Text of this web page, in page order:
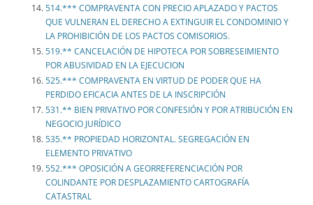
514.*** COMPRAVENTA CON PRECIO APLAZADO Y PACTOS
QUE VULNERAN EL DERECHO A EXTINGUIR EL CONDOMINIO Y
LA PROHIBICIÓN DE LOS PACTOS COMISORIOS.
519.** CANCELACIÓN DE HIPOTECA POR SOBRESEIMIENTO
POR ABUSIVIDAD EN LA EJECUCION
525.*** COMPRAVENTA EN VIRTUD DE PODER QUE HA
PERDIDO EFICACIA ANTES DE LA INSCRIPCIÓN
531.** BIEN PRIVATIVO POR CONFESIÓN Y POR ATRIBUCIÓN EN
NEGOCIO JURÍDICO
535.** PROPIEDAD HORIZONTAL. SEGREGACIÓN EN
ELEMENTO PRIVATIVO
552.*** OPOSICIÓN A GEORREFERENCIACIÓN POR
COLINDANTE POR DESPLAZAMIENTO CARTOGRAFÍA
CATASTRAL